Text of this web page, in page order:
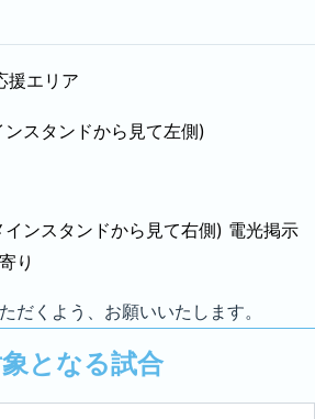
援エリア
スタンドから見て左側)
ンスタンドから見て右側) 電光掲示
り
だくよう、お願いいたします。
となる試合